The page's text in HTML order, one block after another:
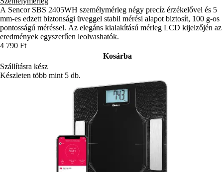
A Sencor SBS 2405WH személymérleg négy precíz érzékelővel és 5
mm-es edzett biztonsági üveggel stabil mérési alapot biztosít, 100 g-os
pontosságú méréssel. Az elegáns kialakítású mérleg LCD kijelzőjén az
eredmények egyszerűen leolvashatók.
4 790 Ft
Kosárba
Szállításra kész
Készleten több mint 5 db.